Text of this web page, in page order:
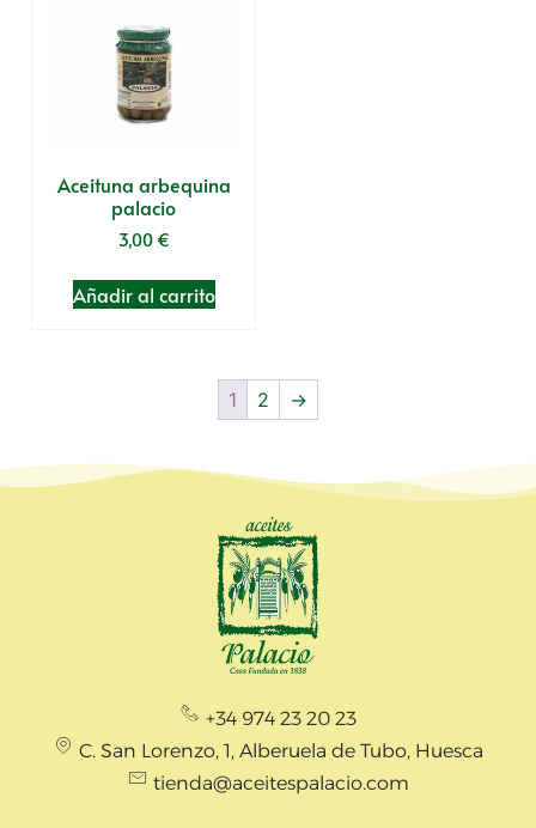
Aceituna arbequina
palacio
3,00 €
Añadir al carrito
1 2 →
+34 974 23 20 23
C. San Lorenzo, 1, Alberuela de Tubo, Huesca
tienda@aceitespalacio.com